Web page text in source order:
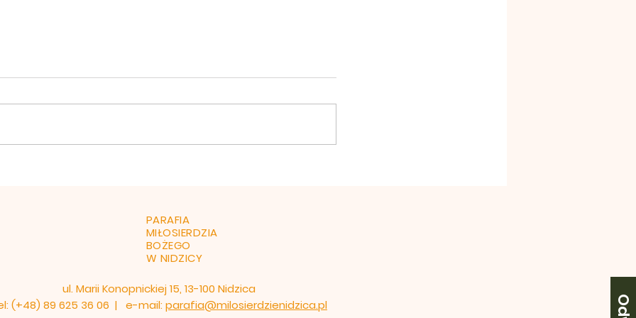
1.Witamy serdecznie naszego
rodaka Ks. Tomasza Łukaszuka
1.Dziękujemy za wszelkie ofiary
na potrzeby naszej wspólnoty.
PARAFIA
MIŁOSIERDZIA
BOŻEGO
W NIDZICY
ul. Marii Konopnickiej 15, 13-100 Nidzica
(+48) 89 625 36 06 | e-mail: parafia@milosierdzienidzica.pl